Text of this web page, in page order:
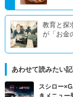
教育と探
が「お金
あわせて読みたい
スシロー